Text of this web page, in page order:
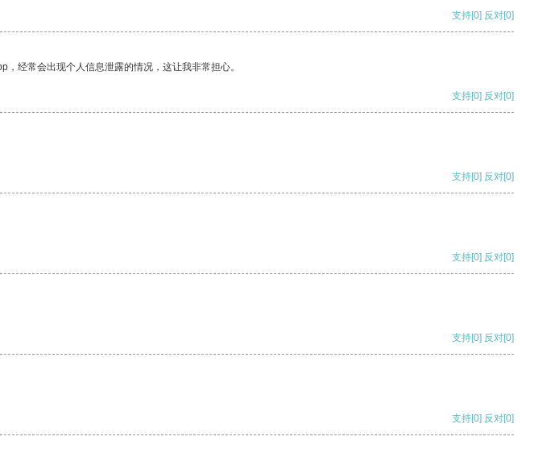
支持[0] 反对[0]
经常会出现个人信息泄露的情况，这让我非常担心。
支持[0] 反对[0]
支持[0] 反对[0]
支持[0] 反对[0]
支持[0] 反对[0]
支持[0] 反对[0]